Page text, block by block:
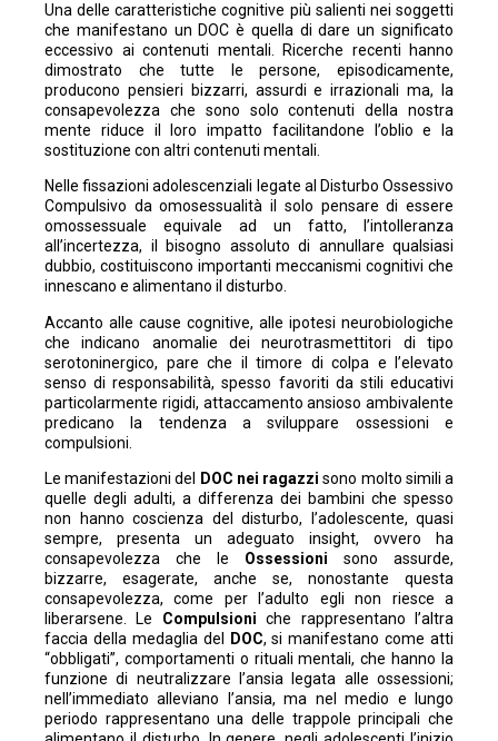
Una delle caratteristiche cognitive più salienti nei soggetti
che manifestano un DOC è quella di dare un significato
eccessivo ai contenuti mentali. Ricerche recenti hanno
dimostrato che tutte le persone, episodicamente,
producono pensieri bizzarri, assurdi e irrazionali ma, la
consapevolezza che sono solo contenuti della nostra
mente riduce il loro impatto facilitandone l’oblio e la
sostituzione con altri contenuti mentali.
Nelle fissazioni adolescenziali legate al Disturbo Ossessivo
Compulsivo da omosessualità il solo pensare di essere
omossessuale equivale ad un fatto, l’intolleranza
all’incertezza, il bisogno assoluto di annullare qualsiasi
dubbio, costituiscono importanti meccanismi cognitivi che
innescano e alimentano il disturbo.
Accanto alle cause cognitive, alle ipotesi neurobiologiche
che indicano anomalie dei neurotrasmettitori di tipo
serotoninergico, pare che il timore di colpa e l’elevato
senso di responsabilità, spesso favoriti da stili educativi
particolarmente rigidi, attaccamento ansioso ambivalente
predicano la tendenza a sviluppare ossessioni e
compulsioni.
Le manifestazioni del DOC nei ragazzisono molto simili a
quelle degli adulti, a differenza dei bambini che spesso
non hanno coscienza del disturbo, l’adolescente, quasi
sempre, presenta un adeguato insight, ovvero ha
consapevolezza che le Ossessioni sono assurde,
bizzarre, esagerate, anche se, nonostante questa
consapevolezza, come per l’adulto egli non riesce a
liberarsene. Le Compulsioniche rappresentano l’altra
faccia della medaglia del
DOC, si manifestano come atti
“obbligati”, comportamenti o rituali mentali, che hanno la
funzione di neutralizzare l’ansia legata alle ossessioni;
nell’immediato alleviano l’ansia, ma nel medio e lungo
periodo rappresentano una delle trappole principali che